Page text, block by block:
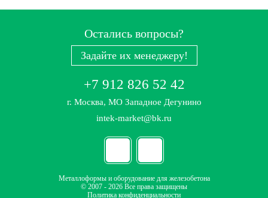
Остались вопросы?
Задайте их менеджеру!
+7 912 826 52 42
г. Москва, МО Западное Дегунино
intek-market@bk.ru
Металлоформы и оборудование для железобетона
© 2007 - 2026 Все права защищены
Политика конфиденциальности